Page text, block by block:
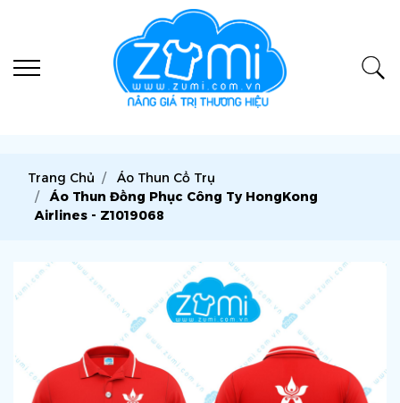
Trang Chủ
Áo Thun Cổ Trụ
Áo Thun Đồng Phục Công Ty HongKong
Airlines - Z1019068